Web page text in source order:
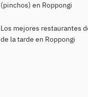
(pinchos) en Roppongi
Los mejores restaurantes
de la tarde en Roppongi